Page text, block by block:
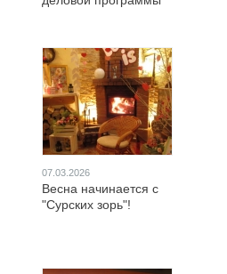
07.03.2026
Весна начинается с
"Сурских зорь"!